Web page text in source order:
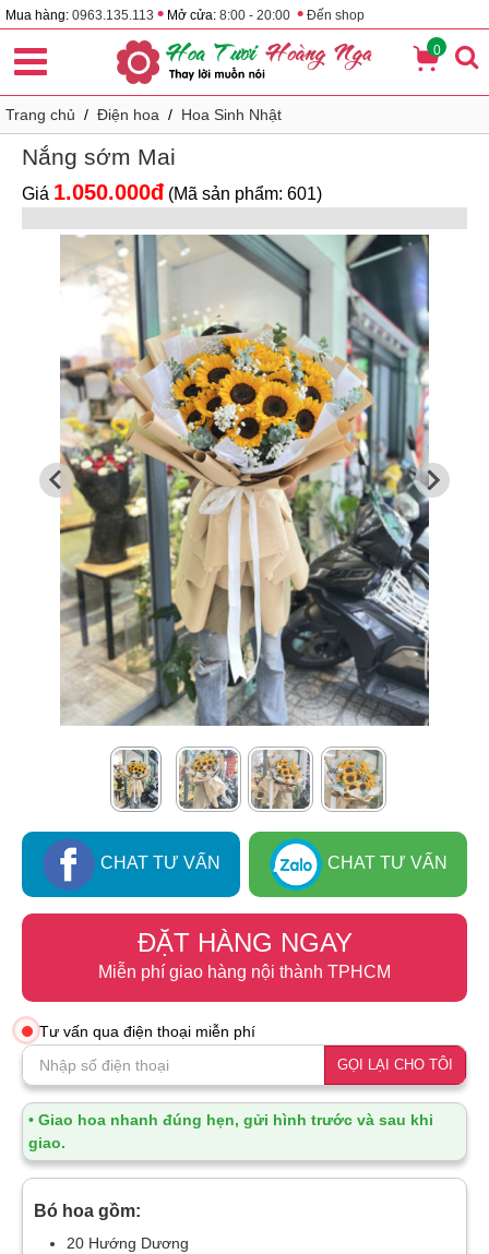
Mua hàng: 0963.135.113 • Mở cửa: 8:00 - 20:00 • Đến shop
0
Trang chủ / Điện hoa / Hoa Sinh Nhật
Nắng sớm Mai
Giá 1.050.000đ (Mã sản phẩm: 601)
CHAT TƯ VẤN CHAT TƯ VẤN
ĐẶT HÀNG NGAY
Miễn phí giao hàng nội thành TPHCM
Tư vấn qua điện thoại miễn phí
GỌI LẠI CHO TÔI
• Giao hoa nhanh đúng hẹn, gửi hình trước và sau khi
giao.
Bó hoa gồm:
20 Hướng Dương